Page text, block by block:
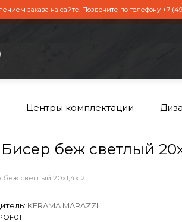
заказа на сайте. Позвоните по телефону +7
Центры комплектации
беж светлый
светлый 20х1,4х12
KERAMA MARAZZI